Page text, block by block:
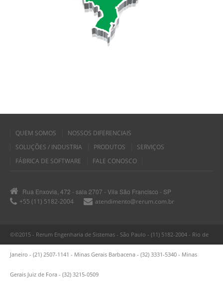
QUEM SOMOS
NOSSOS DIFERENCIAIS
SOLUÇÕES / INDUSTRIA
PRODUTOS
SERVIÇOS
FÁBRICA DE SOFTWARE
FALE CONOSCO
Rua Enxovia, 472 - sala 2707 - Vila São Francisco - SP
+55 (11) 5182-2004
atendimento@rerum.com.br
©©2015 - Rerum Engenharia de Sistemas - São Paulo - (11) 5182-2004 - Rio de
Janeiro - (21) 2507-1141 - Minas Gerais Barbacena - (32) 3331-5340 - Minas
Gerais Juiz de Fora - (32) 3215-0509